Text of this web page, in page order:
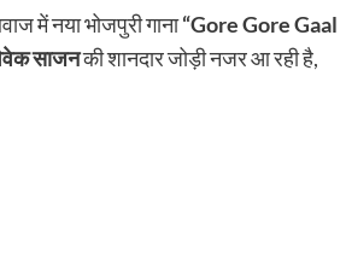
में नया भोजपुरी गाना“Gore Gore Gaal
साजनकी शानदार जोड़ी नजर आ रही है,